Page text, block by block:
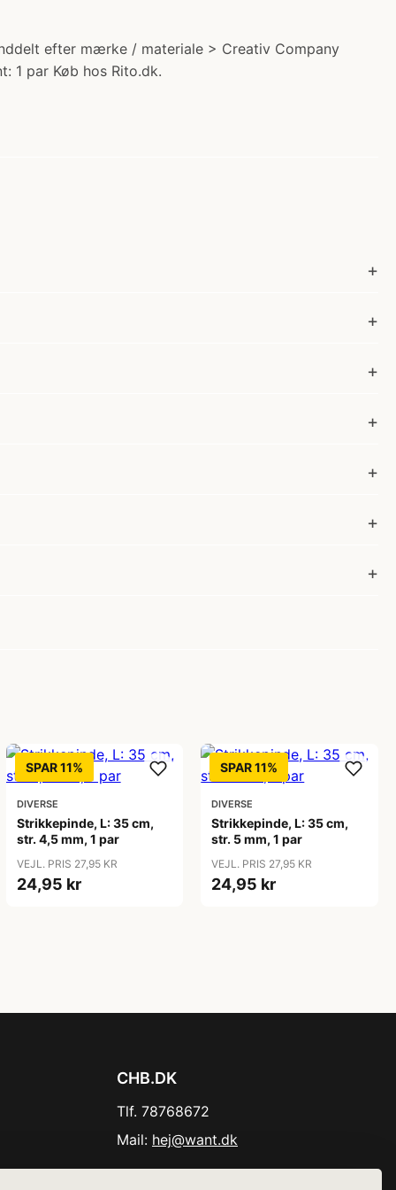
efter mærke / materiale > Creativ Company
1 par Køb hos Rito.dk.
SPAR 11%
DIVERSE
Strikkepinde, L: 35 cm,
str. 4,5 mm, 1 par
VEJL. PRIS 27,95 KR
24,95 kr
SPAR 11%
DIVERSE
Strikkepinde, L: 35 cm,
str. 5 mm, 1 par
VEJL. PRIS 27,95 KR
24,95 kr
CHB.DK
Tlf. 78768672
Mail: hej@want.dk